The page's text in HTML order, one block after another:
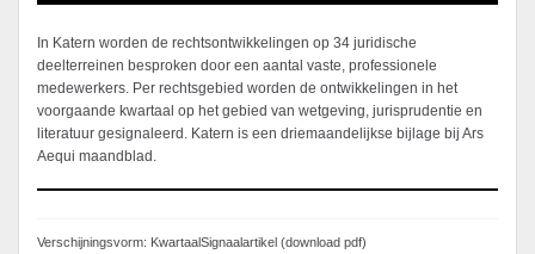
In Katern worden de rechtsontwikkelingen op 34 juridische
deelterreinen besproken door een aantal vaste, professionele
medewerkers. Per rechtsgebied worden de ontwikkelingen in het
voorgaande kwartaal op het gebied van wetgeving, jurisprudentie en
literatuur gesignaleerd. Katern is een driemaandelijkse bijlage bij Ars
Aequi maandblad.
Verschijningsvorm: KwartaalSignaalartikel (download pdf)